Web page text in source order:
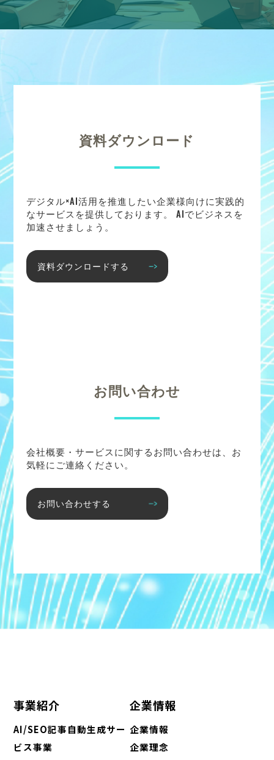
資料ダウンロード
デジタル×AI活用を推進したい企業様向けに実践的
なサービスを提供しております。 AIでビジネスを
加速させましょう。
資料ダウンロードする
お問い合わせ
会社概要・サービスに関するお問い合わせは、お
気軽にご連絡ください。
お問い合わせする
事業紹介
AI/SEO記事自動生成サー
ビス事業
企業情報
企業情報
企業理念